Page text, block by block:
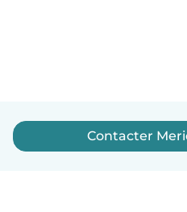
Contacter